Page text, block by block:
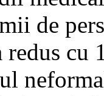
de
redus